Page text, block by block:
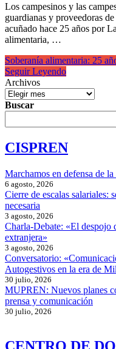
Los campesinos y las
guardianas y proveedoras
acuñado hace 25 años por
alimentaria, …
Soberanía alimentaria: 25
Seguir Leyendo
Archivos
Buscar
CISPREN
Marchamos en defensa de la
6 agosto, 2026
Cierre de escalas salariales:
necesaria
3 agosto, 2026
Charla-Debate: «El despojo
extranjera»
3 agosto, 2026
Conversatorio:
Autogestivos en la era de
30 julio, 2026
MUPREN: Nuevos planes
prensa y comunicación
30 julio, 2026